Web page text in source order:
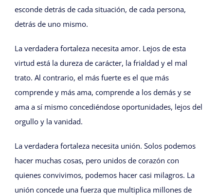
esconde detrás de cada situación, de cada persona,
detrás de uno mismo.
La verdadera fortaleza necesita amor. Lejos de esta
virtud está la dureza de carácter, la frialdad y el mal
trato. Al contrario, el más fuerte es el que más
comprende y más ama, comprende a los demás y se
ama a sí mismo concediéndose oportunidades, lejos del
orgullo y la vanidad.
La verdadera fortaleza necesita unión. Solos podemos
hacer muchas cosas, pero unidos de corazón con
quienes convivimos, podemos hacer casi milagros. La
unión concede una fuerza que multiplica millones de